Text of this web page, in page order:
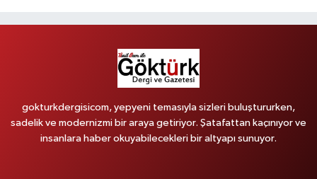
gokturkdergisicom, yepyeni temasıyla sizleri buluştururken,
sadelik ve modernizmi bir araya getiriyor. Şatafattan kaçınıyor ve
insanlara haber okuyabilecekleri bir altyapı sunuyor.